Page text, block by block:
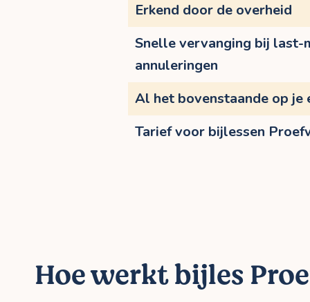
Erkend door de overheid
Snelle vervanging bij last-
annuleringen
Al het bovenstaande op je
Tarief voor bijlessen
Hoe werkt bijles